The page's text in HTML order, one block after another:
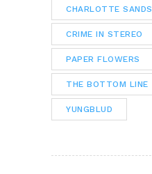
CHARLOTTE SANDS
CRIME IN STEREO
PAPER FLOWERS
THE BOTTOM LINE
YUNGBLUD